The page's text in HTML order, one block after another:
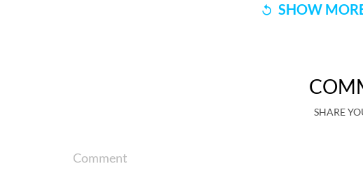
SHOW
SHARE
Comment